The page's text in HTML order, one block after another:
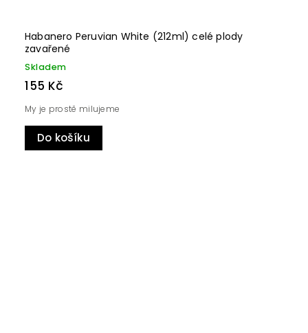
Habanero Peruvian White (212ml) celé plody
zavařené
Skladem
155 Kč
Do košíku
My je prostě milujeme